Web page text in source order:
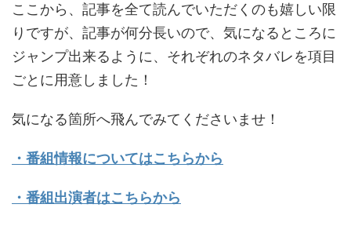
ここから、記事を全て読んでいただくのも嬉しい限
りですが、記事が何分長いので、気になるところに
ジャンプ出来るように、それぞれのネタバレを項目
ごとに用意しました！
気になる箇所へ飛んでみてくださいませ！
・番組情報についてはこちらから
・番組出演者はこちらから